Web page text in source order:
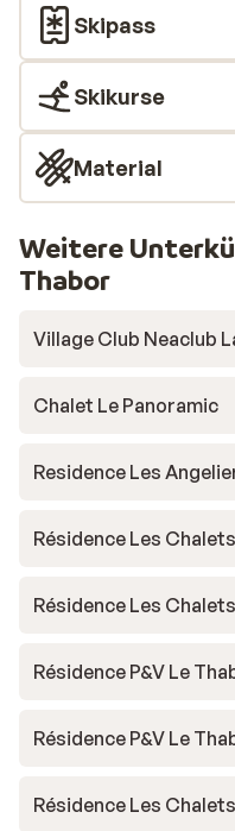
Skipass
Skikurse
Material
Weitere
Thabor
Village Club Neaclub
Chalet Le Panoramic
Residence Les
Résidence Les
Résidence Les
Résidence P&V Le
Résidence P&V Le
Résidence Les